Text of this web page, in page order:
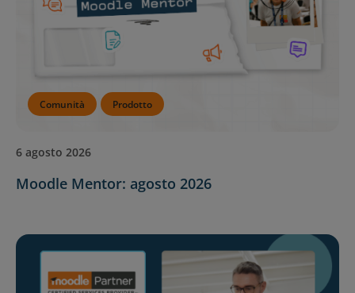
Comunità Prodotto
6 agosto 2026
Moodle Mentor: agosto 2026